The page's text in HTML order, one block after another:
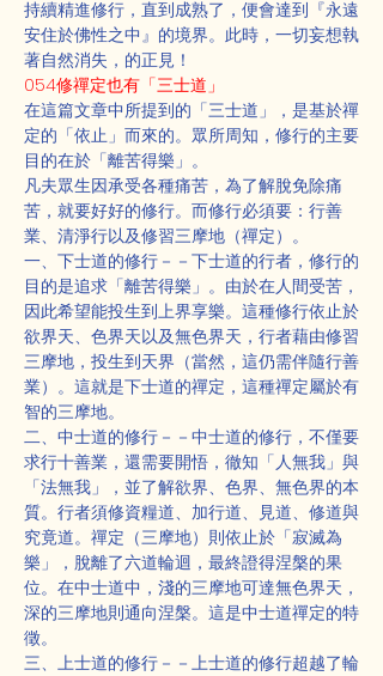
持續精進修行，直到成熟了，便會達到『永遠
安住於佛性之中』的境界。此時，一切妄想執
著自然消失，的正見！
054修禪定也有「三士道」
在這篇文章中所提到的「三士道」，是基於禪
定的「依止」而來的。眾所周知，修行的主要
目的在於「離苦得樂」。
凡夫眾生因承受各種痛苦，為了解脫免除痛
苦，就要好好的修行。而修行必須要：行善
業、清淨行以及修習三摩地（禪定）。
一、下士道的修行－－下士道的行者，修行的
目的是追求「離苦得樂」。由於在人間受苦，
因此希望能投生到上界享樂。這種修行依止於
欲界天、色界天以及無色界天，行者藉由修習
三摩地，投生到天界（當然，這仍需伴隨行善
業）。這就是下士道的禪定，這種禪定屬於有
智的三摩地。
二、中士道的修行－－中士道的修行，不僅要
求行十善業，還需要開悟，徹知「人無我」與
「法無我」，並了解欲界、色界、無色界的本
質。行者須修資糧道、加行道、見道、修道與
究竟道。禪定（三摩地）則依止於「寂滅為
樂」，脫離了六道輪迴，最終證得涅槃的果
位。在中士道中，淺的三摩地可達無色界天，
深的三摩地則通向涅槃。這是中士道禪定的特
徵。
三、上士道的修行－－上士道的修行超越了輪